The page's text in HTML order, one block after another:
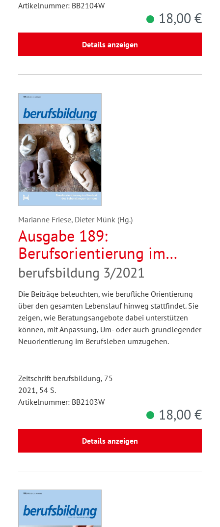
Artikelnummer: BB2104W
18,00 €
Details anzeigen
Marianne Friese, Dieter Münk (Hg.)
Ausgabe 189:
Berufsorientierung im
Kontext des Lebenslangen
Lernens
berufsbildung 3/2021
Die Beiträge beleuchten, wie berufliche Orientierung
über den gesamten Lebenslauf hinweg stattfindet. Sie
zeigen, wie Beratungsangebote dabei unterstützen
können, mit Anpassung, Um- oder auch grundlegender
Neuorientierung im Berufsleben umzugehen.
Zeitschrift berufsbildung, 75
2021, 54 S.
Artikelnummer: BB2103W
18,00 €
Details anzeigen